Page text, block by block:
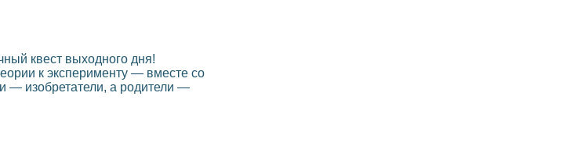
квест выходного дня!
к эксперименту — вместе со
— изобретатели, а родители —